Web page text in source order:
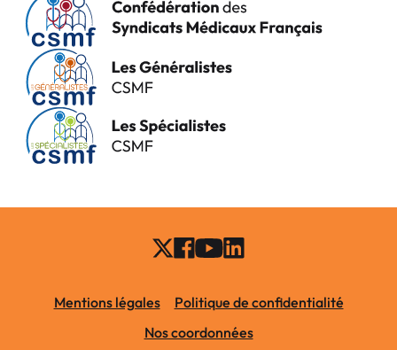
Mentions légales
Politique de confidentialité
Nos coordonnées